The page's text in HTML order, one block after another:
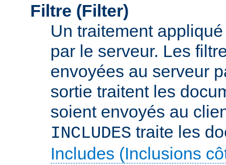
Filtre (Filter)
Un traitement
par le serveur. Les
envoyées au serveur
sortie traitent les
soient envoyés au
INCLUDES traite les
Includes (Inclusions